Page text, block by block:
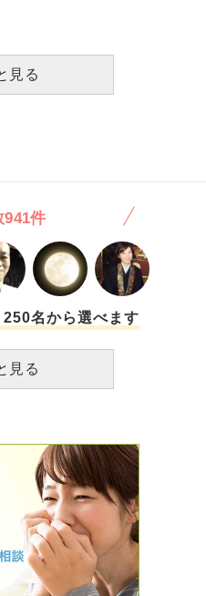
、復縁し、さらに婚約までし
、苦しく相談相手もいませ
きず、同棲もできず、遠距離
供は彼の母親を本当の母親
は難しいと言われました。
れ、実際毎日夜だけですがこ
がない日はこっちへ来てくれ
婚するって言うからこっち来
と決めたのに。なんで私ばっ
けてくれない。 1日くらい休
大会もあるからそれは出来
は好きだった地元を離れ、
へ引っ越してきたのか…本当
けど、彼のことを考えると
ときの自分は好きで、幸せ
と心から思えるのですが、彼
嫌な自分がいます。 私を
性から
見る
941件
名から選べます
見る